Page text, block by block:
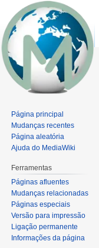
Página principal
Mudanças recentes
Página aleatória
Ajuda do MediaWiki
Ferramentas
Páginas afluentes
Mudanças relacionadas
Páginas especiais
Versão para impressão
Ligação permanente
Informações da página